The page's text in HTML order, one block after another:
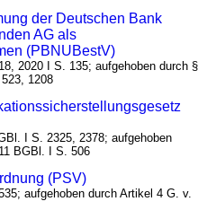
der Deutschen Bank
AG als
(PBNUBestV)
2020 I S. 135; aufgehoben durch §
1208
I S. 2325, 2378; aufgehoben
BGBl. I S. 506
(PSV)
aufgehoben durch Artikel 4 G. v.